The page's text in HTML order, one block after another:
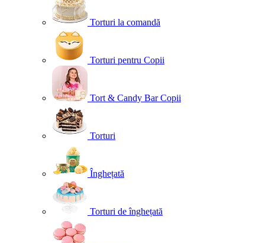
Torturi la comandă
Torturi pentru Copii
Tort & Candy Bar Copii
Torturi
Înghețată
Torturi de înghețată